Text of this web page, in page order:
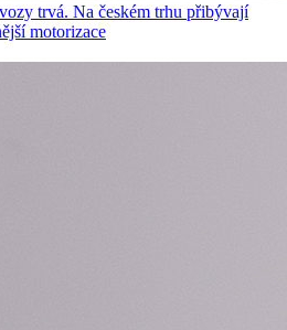
trvá. Na českém trhu přibývají
motorizace